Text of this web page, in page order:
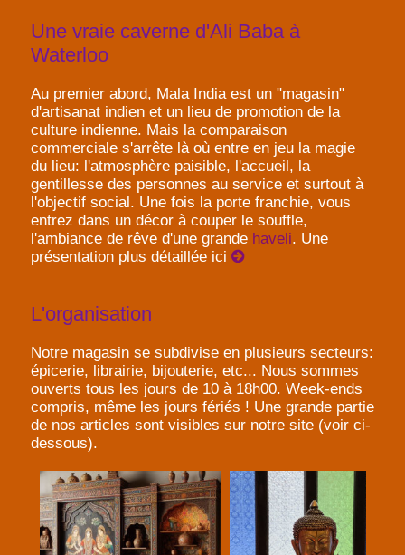
Une vraie caverne d'Ali Baba à
Waterloo
Au premier abord, Mala India est un "magasin"
d'artisanat indien et un lieu de promotion de la
culture indienne. Mais la comparaison
commerciale s'arrête là où entre en jeu la magie
du lieu: l'atmosphère paisible, l'accueil, la
gentillesse des personnes au service et surtout à
l'objectif social. Une fois la porte franchie, vous
entrez dans un décor à couper le souffle,
l'ambiance de rêve d'une grande haveli. Une
présentation plus détaillée ici
L'organisation
Notre magasin se subdivise en plusieurs secteurs:
épicerie, librairie, bijouterie, etc... Nous sommes
ouverts tous les jours de 10 à 18h00. Week-ends
compris, même les jours fériés ! Une grande partie
de nos articles sont visibles sur notre site (voir ci-
dessous).